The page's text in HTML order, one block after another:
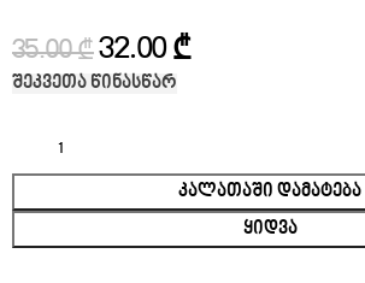
35.00₾32.00₾
შეკვეთა წინასწარ
ᲙᲐᲚᲐᲗᲐᲨᲘ ᲓᲐᲛᲐᲢᲔᲑᲐ
ᲧᲘᲓᲕᲐ